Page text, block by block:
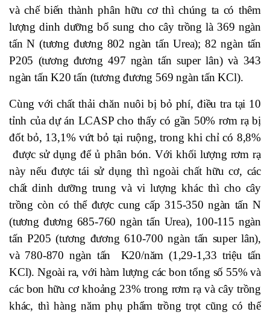
và chế biến thành phân hữu cơ thì chúng ta có thêm
lượng dinh dưỡng bổ sung cho cây trồng là 369 ngàn
tấn N (tương đương 802 ngàn tấn Urea); 82 ngàn tấn
P205 (tương đương 497 ngàn tấn super lân) và 343
ngàn tấn K20 tấn (tương đương 569 ngàn tấn KCl).
Cùng với chất thải chăn nuôi bị bỏ phí, điều tra tại 10
tỉnh của dự án LCASP cho thấy có gần 50% rơm rạ bị
đốt bỏ, 13,1% vứt bỏ tại ruộng, trong khi chỉ có 8,8%
được sử dụng để ủ phân bón. Với khối lượng rơm rạ
này nếu được tái sử dụng thì ngoài chất hữu cơ, các
chất dinh dưỡng trung và vi lượng khác thì cho cây
trồng còn có thể được cung cấp 315-350 ngàn tấn N
(tương đương 685-760 ngàn tấn Urea), 100-115 ngàn
tấn P205 (tương đương 610-700 ngàn tấn super lân),
và 780-870 ngàn tấn K20/năm (1,29-1,33 triệu tấn
KCl). Ngoài ra, với hàm lượng các bon tổng số 55% và
các bon hữu cơ khoảng 23% trong rơm rạ và cây trồng
khác, thì hàng năm phụ phẩm trồng trọt cũng có thể